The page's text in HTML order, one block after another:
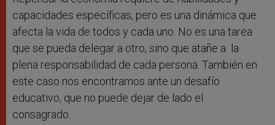
capacidades específicas, pero es una dinámica que
afecta la vida de todos y cada uno. No es una tarea
que se pueda delegar a otro, sino que atañe a la
plena responsabilidad de cada persona. También en
este caso nos encontramos ante un desafío
educativo, que no puede dejar de lado el
consagrado.